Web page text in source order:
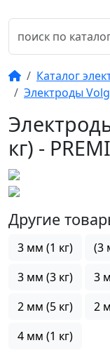
Каталог
Электроды
кг) -
Другие
3 мм (1 кг) (3
3 мм (3 кг)
3
2 мм (5 кг)
2
4 мм (1 кг)